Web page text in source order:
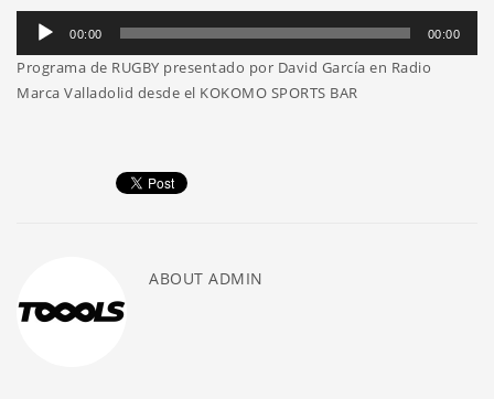
Reproductor
audio
00:00 00:00
Programa de RUGBY presentado por David García en Radio
Marca Valladolid desde el KOKOMO SPORTS BAR
ABOUT ADMIN